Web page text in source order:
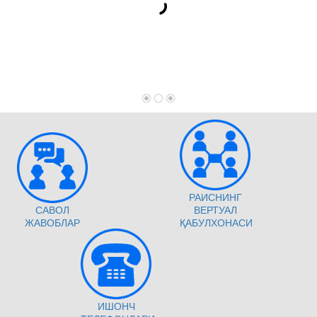
САВОЛ
ЖАВОБЛАР
РАИСНИНГ
ВЕРТУАЛ
ҚАБУЛХОНАСИ
ИШОНЧ